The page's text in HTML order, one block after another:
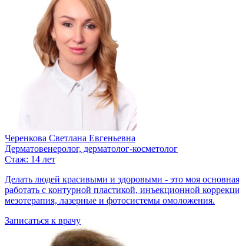
Черенкова Светлана Евгеньевна
Дерматовенеролог, дерматолог-косметолог
Стаж: 14 лет
Делать людей красивыми и здоровыми - это моя
работать с контурной пластикой, инъекционной
мезотерапия, лазерные и фотосистемы омоложения.
Записаться к врачу